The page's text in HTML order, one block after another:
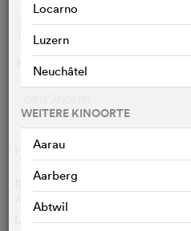
Vorstellungen
Locarno
Luzern
Neuchâtel
WEITERE KINOORTE
Aarau
Aarberg
Abtwil
FILMDATEN
Genre
Abenteuer, Animation,
Länge